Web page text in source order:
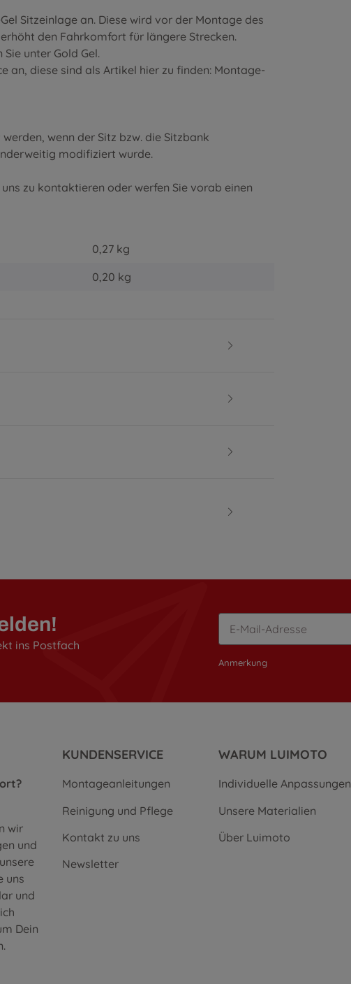
Sitzeinlage an. Diese wird vor der Montage des
den Fahrkomfort für längere Strecken.
Sie unter Gold Gel.
an, diese sind als Artikel hier zu finden: Montage-
wenn der Sitz bzw. die Sitzbank
modifiziert wurde.
zu kontaktieren oder werfen Sie vorab einen
0,27 kg
0,20 kg
ins Postfach
Anmerkung
wir
und
uns
und
Dein
KUNDENSERVICE
Montageanleitungen
Reinigung und Pflege
Kontakt zu uns
Newsletter
WARUM LUIMOTO
Individuelle Anpassungen
Unsere Materialien
Über Luimoto